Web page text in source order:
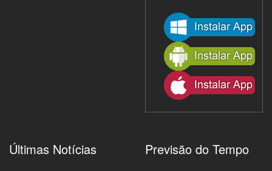
Últimas Notícias Previsão do Tempo